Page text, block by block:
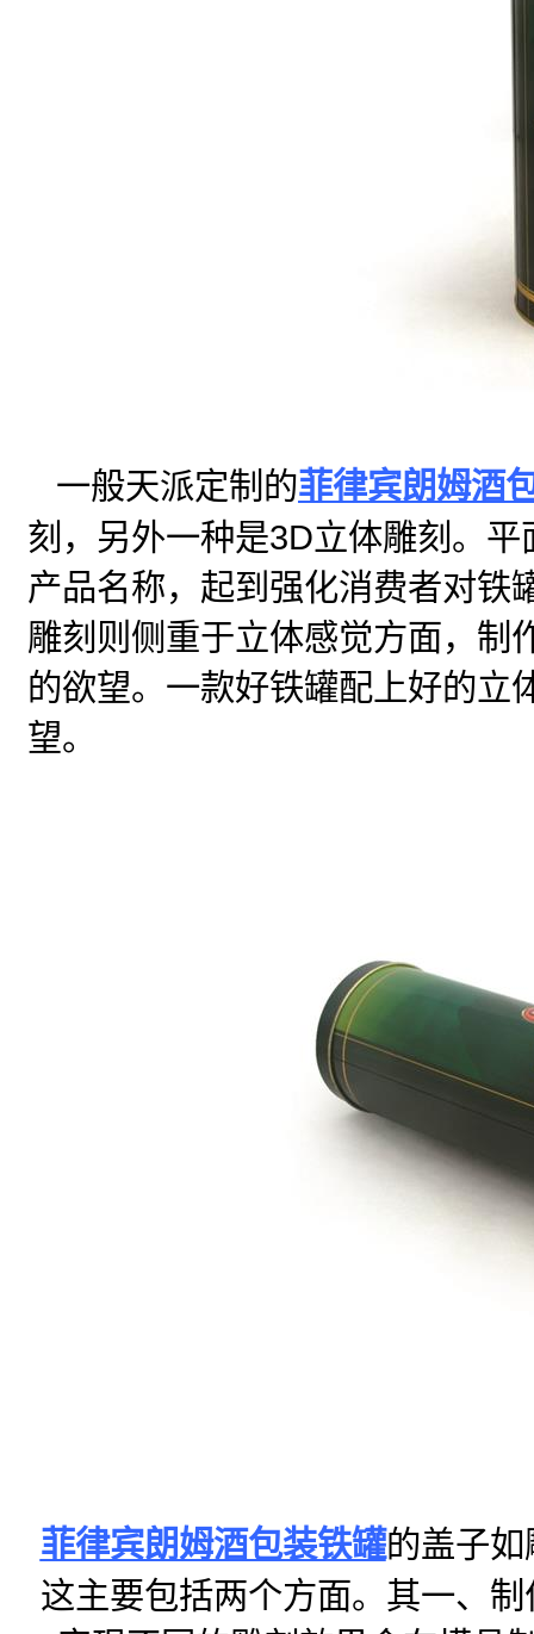
一般天派定制的菲律宾朗姆酒
刻，另外一种是3D立体雕刻。
产品名称，起到强化消费者对铁
雕刻则侧重于立体感觉方面，制
的欲望。一款好铁罐配上好的立
望。
菲律宾朗姆酒包装铁罐的盖子如
这主要包括两个方面。其一、